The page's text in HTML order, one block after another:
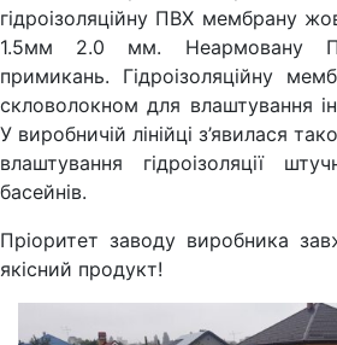
гідроізоляційну ПВХ мембрану
1.5мм 2.0 мм. Неармовану
примикань. Гідроізоляційну
скловолокном для влаштування
У виробничій лінійці з’явилася
влаштування гідроізоляції
басейнів.
Пріоритет заводу виробника
якісний продукт!